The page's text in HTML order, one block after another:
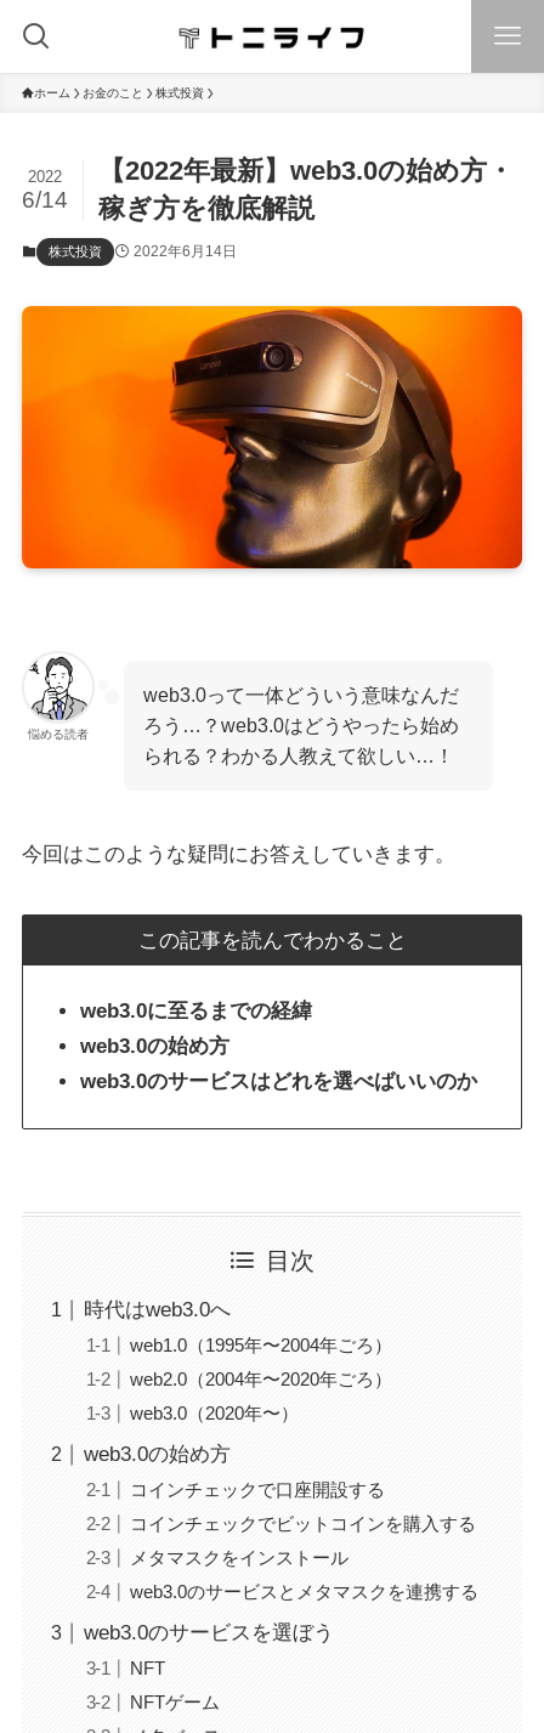
ホーム お金のこと 株式投資
【2022年最新】web3.0の始め方・
稼ぎ方を徹底解説
2022
6/14
株式投資 2022年6月14日
悩める読者
web3.0って一体どういう意味なんだ
ろう…？web3.0はどうやったら始め
られる？わかる人教えて欲しい…！
今回はこのような疑問にお答えしていきます。
この記事を読んでわかること
web3.0に至るまでの経緯
web3.0の始め方
web3.0のサービスはどれを選べばいいのか
目次
時代はweb3.0へ
web1.0（1995年〜2004年ごろ）
web2.0（2004年〜2020年ごろ）
web3.0（2020年〜）
web3.0の始め方
コインチェックで口座開設する
コインチェックでビットコインを購入する
メタマスクをインストール
web3.0のサービスとメタマスクを連携する
web3.0のサービスを選ぼう
NFT
NFTゲーム